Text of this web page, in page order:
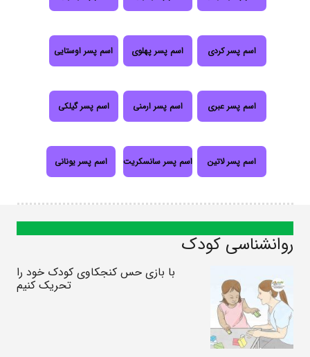
اسم پسر کردی اسم پسر پهلوی اسم پسر اوستایی
اسم پسر عبری اسم پسر ارمنی اسم پسر گیلکی
اسم پسر لاتین اسم پسر سانسکریت اسم پسر یونانی
روانشناسی کودک
با بازی حس کنجکاوی کودک خود را
تحریک کنیم